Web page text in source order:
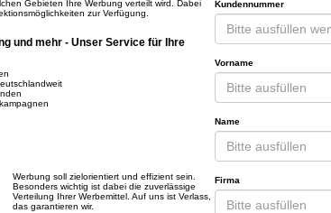
Gebieten Ihre Werbung verteilt wird. Dabei
zur Verfügung.
und mehr - Unser Service für Ihre
Werbung soll zielorientiert und effizient sein.
Besonders wichtig ist dabei die zuverlässige
Verteilung Ihrer Werbemittel. Auf uns ist Verlass,
das garantieren wir.
Kundennummer
Vorname
Name
Firma